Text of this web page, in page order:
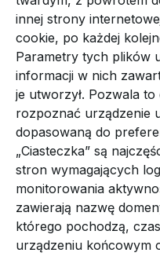
innej strony
cookie, po każdej
Parametry tych plików
informacji w nich
je utworzył. Pozwala
rozpoznać urządzenie
dopasowaną do
„Ciasteczka” są
stron wymagających
monitorowania
zawierają nazwę
którego pochodzą,
urządzeniu końcowym